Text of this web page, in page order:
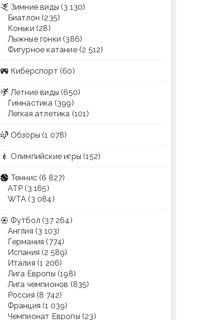
Зимние виды (3 130)
Биатлон (235)
Коньки (28)
Лыжные гонки (386)
Фигурное катание(2 512)
Киберспорт (60)
Летние виды (650)
Гимнастика (399)
Легкая атлетика (101)
Обзоры (1 078)
Олимпийские игры (152)
Теннис (6 827)
ATP (3 165)
WTA (3 084)
Футбол (37 264)
Англия (3 103)
Германия (774)
Испания (2 589)
Италия (1 206)
Лига Европы (198)
Лига чемпионов (835)
Россия (8 742)
Франция (1 039)
Чемпионат Европы (23)